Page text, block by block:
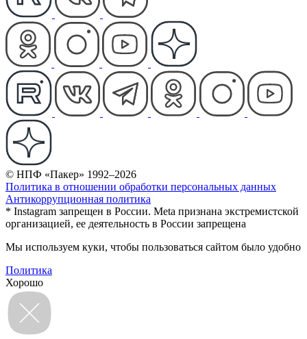
© НПФ «Пакер» 1992–2026
Политика в отношении обработки персональных данных
Антикоррупционная политика
* Instagram запрещен в России. Meta признана экстремистской
организацией, ее деятельность в России запрещена
Мы используем куки, чтобы пользоваться сайтом было удобно
Политика
Хорошо